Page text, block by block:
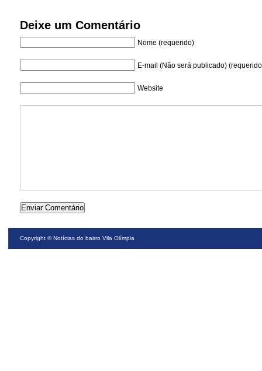
Deixe um Comentário
Nome (requerido)
E-mail (Não será publicado)
Website
Copyright ©Notícias do bairro Vila Olímpia